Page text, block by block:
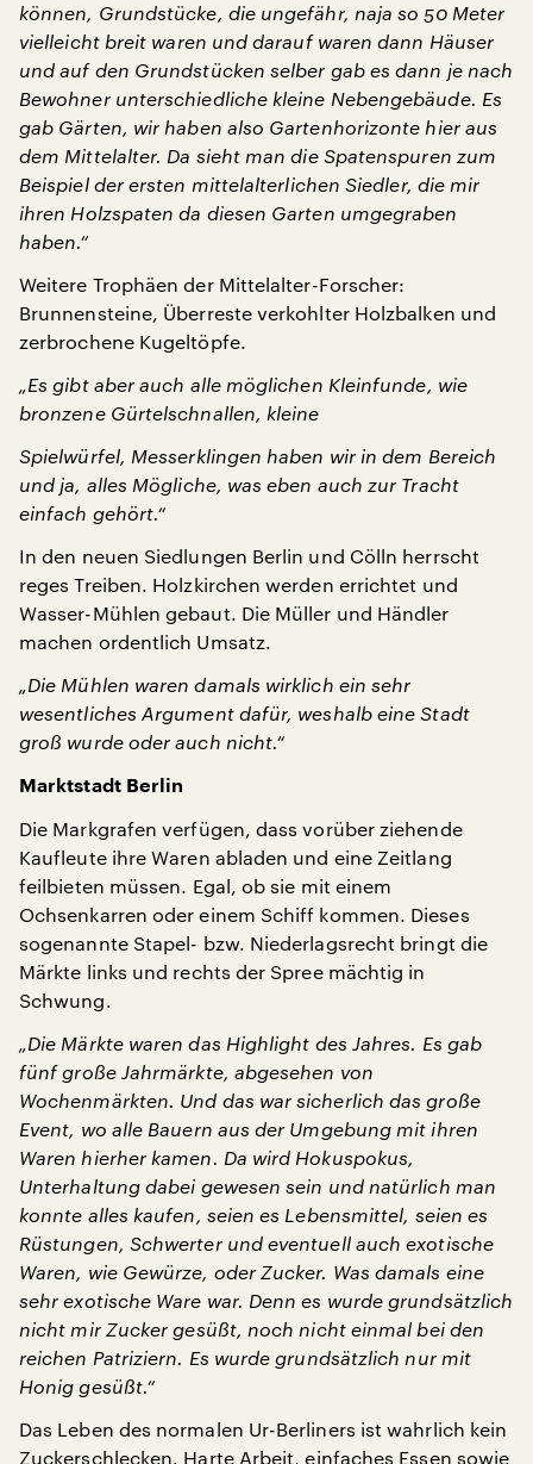
können, Grundstücke, die ungefähr, naja so 50 Meter
vielleicht breit waren und darauf waren dann Häuser
und auf den Grundstücken selber gab es dann je nach
Bewohner unterschiedliche kleine Nebengebäude. Es
gab Gärten, wir haben also Gartenhorizonte hier aus
dem Mittelalter. Da sieht man die Spatenspuren zum
Beispiel der ersten mittelalterlichen Siedler, die mir
ihren Holzspaten da diesen Garten umgegraben
haben.“
Weitere Trophäen der Mittelalter-Forscher:
Brunnensteine, Überreste verkohlter Holzbalken und
zerbrochene Kugeltöpfe.
„Es gibt aber auch alle möglichen Kleinfunde, wie
bronzene Gürtelschnallen, kleine
Spielwürfel, Messerklingen haben wir in dem Bereich
und ja, alles Mögliche, was eben auch zur Tracht
einfach gehört.“
In den neuen Siedlungen Berlin und Cölln herrscht
reges Treiben. Holzkirchen werden errichtet und
Wasser-Mühlen gebaut. Die Müller und Händler
machen ordentlich Umsatz.
„Die Mühlen waren damals wirklich ein sehr
wesentliches Argument dafür, weshalb eine Stadt
groß wurde oder auch nicht.“
Marktstadt Berlin
Die Markgrafen verfügen, dass vorüber ziehende
Kaufleute ihre Waren abladen und eine Zeitlang
feilbieten müssen. Egal, ob sie mit einem
Ochsenkarren oder einem Schiff kommen. Dieses
sogenannte Stapel- bzw. Niederlagsrecht bringt die
Märkte links und rechts der Spree mächtig in
Schwung.
„Die Märkte waren das Highlight des Jahres. Es gab
fünf große Jahrmärkte, abgesehen von
Wochenmärkten. Und das war sicherlich das große
Event, wo alle Bauern aus der Umgebung mit ihren
Waren hierher kamen. Da wird Hokuspokus,
Unterhaltung dabei gewesen sein und natürlich man
konnte alles kaufen, seien es Lebensmittel, seien es
Rüstungen, Schwerter und eventuell auch exotische
Waren, wie Gewürze, oder Zucker. Was damals eine
sehr exotische Ware war. Denn es wurde grundsätzlich
nicht mir Zucker gesüßt, noch nicht einmal bei den
reichen Patriziern. Es wurde grundsätzlich nur mit
Honig gesüßt.“
Das Leben des normalen Ur-Berliners ist wahrlich kein
Zuckerschlecken. Harte Arbeit, einfaches Essen sowie